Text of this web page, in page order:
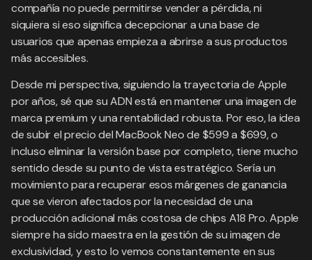
compañía no puede permitirse vender a pérdida, ni
siquiera si eso significa decepcionar a una base de
usuarios que apenas empieza a abrirse a sus productos
más accesibles.
Desde mi perspectiva, siguiendo la trayectoria de Apple
por años, sé que su ADN está en mantener una imagen de
marca premium y una rentabilidad robusta. Por eso, la idea
de subir el precio del MacBook Neo de $599 a $699, o
incluso eliminar la versión base por completo, tiene mucho
sentido desde su punto de vista estratégico. Sería un
movimiento para recuperar esos márgenes de ganancia
que se vieron afectados por la necesidad de una
producción adicional más costosa de chips A18 Pro. Apple
siempre ha sido maestra en la gestión de su imagen de
exclusividad, y esto lo vemos constantemente en sus